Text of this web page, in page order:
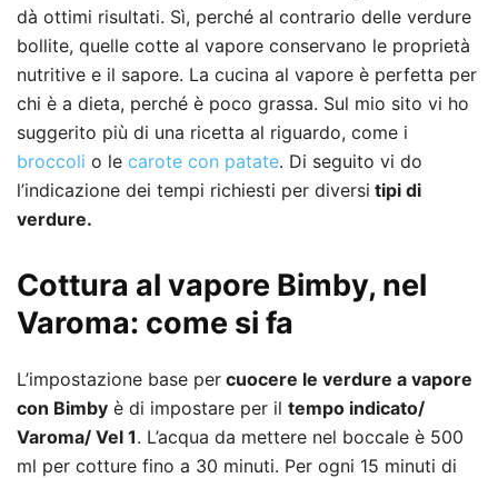
dà ottimi risultati. Sì, perché al contrario delle verdure
bollite, quelle cotte al vapore conservano le proprietà
nutritive e il sapore. La cucina al vapore è perfetta per
chi è a dieta, perché è poco grassa. Sul mio sito vi ho
suggerito più di una ricetta al riguardo, come i
broccoli o le carote con patate. Di seguito vi do
l’indicazione dei tempi richiesti per diversi tipi di
verdure.
Cottura al vapore Bimby, nel
Varoma: come si fa
L’impostazione base per cuocere le verdure a vapore
con Bimby è di impostare per il tempo indicato/
Varoma/ Vel 1. L’acqua da mettere nel boccale è 500
ml per cotture fino a 30 minuti. Per ogni 15 minuti di